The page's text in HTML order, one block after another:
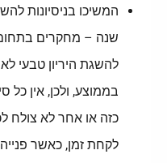
המשיכו בניסיונות
שנה – מחקרים בתחום
בממוצע, ולכן, אין כל
כזה או אחר לא צולח
לקחת זמן, כאשר